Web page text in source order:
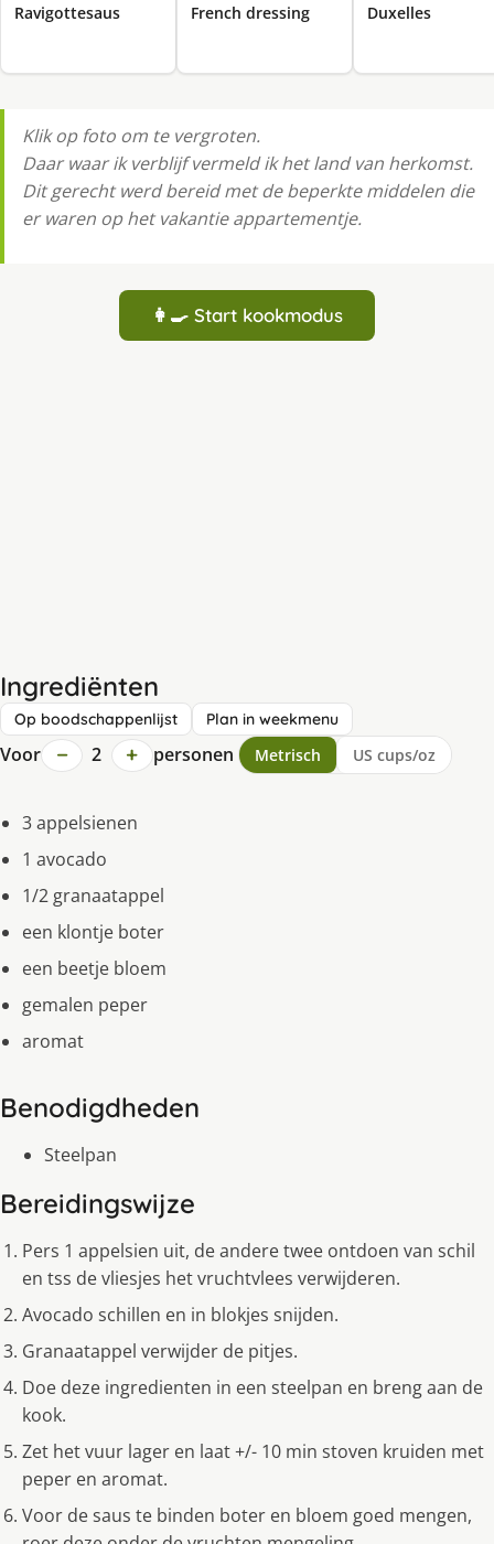
Ravigottesaus French dressing Duxelles
Klik op foto om te vergroten.
Daar waar ik verblijf vermeld ik het land van herkomst.
Dit gerecht werd bereid met de beperkte middelen die
er waren op het vakantie appartementje.
👩‍🍳 Start kookmodus
Ingrediënten
Op boodschappenlijst Plan in weekmenu
Voor − 2 + personen Metrisch US cups/oz
3 appelsienen
1 avocado
1/2 granaatappel
een klontje boter
een beetje bloem
gemalen peper
aromat
Benodigdheden
Steelpan
Bereidingswijze
Pers 1 appelsien uit, de andere twee ontdoen van schil
en tss de vliesjes het vruchtvlees verwijderen.
Avocado schillen en in blokjes snijden.
Granaatappel verwijder de pitjes.
Doe deze ingredienten in een steelpan en breng aan de
kook.
Zet het vuur lager en laat +/- 10 min stoven kruiden met
peper en aromat.
Voor de saus te binden boter en bloem goed mengen,